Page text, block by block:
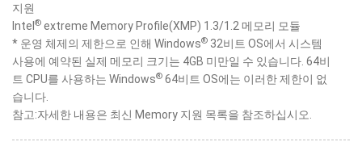
지원
Intel ® extreme Memory Profile(XMP) 1.3/1.2 메모리 모듈
* 운영 체제의 제한으로 인해 Windows® 32비트 OS에서 시스템
사용에 예약된 실제 메모리 크기는 4GB 미만일 수 있습니다. 64비
트 CPU를 사용하는 Windows® 64비트 OS에는 이러한 제한이 없
습니다.
참고:자세한 내용은 최신 Memory 지원 목록을 참조하십시오.